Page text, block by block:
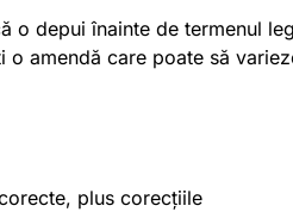
o depui înainte de termenul
amendă care poate să
plus corecțiile